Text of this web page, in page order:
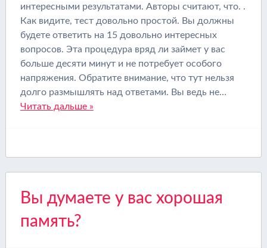
интересными результатами. Авторы считают, что. .
Как видите, тест довольно простой. Вы должны
будете ответить на 15 довольно интересных
вопросов. Эта процедура вряд ли займет у вас
больше десяти минут и не потребует особого
напряжения. Обратите внимание, что тут нельзя
долго размышлять над ответами. Вы ведь не…
Читать дальше »
Вы думаете у вас хорошая
память?